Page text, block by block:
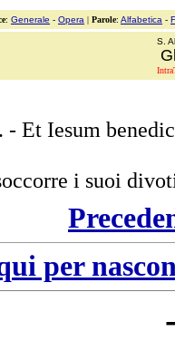
: Generale - Opera | Parole: Alfabetica -
S.
Et Iesum
i suoi
per